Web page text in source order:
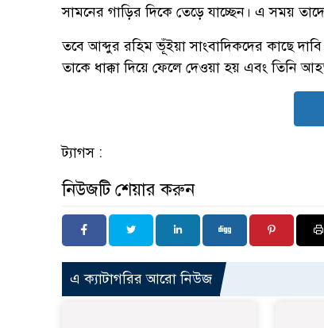
সামনের গাড়ির দিকে তেড়ে যাচ্ছেন। এ সময়
তবে আব্দুর রহিম ভূঁইয়া সাংবাদিকদের কাছে
তাকে ধাক্কা দিয়ে ফেলে দেওয়া হয় এবং তিনি
ট্যাগস :
নিউজটি শেয়ার করুন
এ ক্যাটাগরির আরো নিউজ